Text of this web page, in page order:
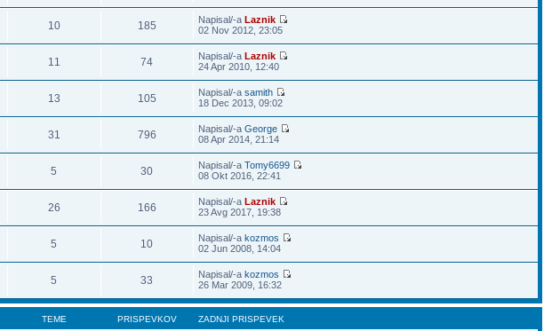
10 185 Napisal/-aLaznik
02 Nov 2012, 23:05
11 74 Napisal/-aLaznik
24 Apr 2010, 12:40
13 105 Napisal/-asamith
18 Dec 2013, 09:02
31 796 Napisal/-aGeorge
08 Apr 2014, 21:14
5 30 Napisal/-aTomy6699
08 Okt 2016, 22:41
26 166 Napisal/-aLaznik
23 Avg 2017, 19:38
5 10 Napisal/-akozmos
02 Jun 2008, 14:04
5 33 Napisal/-akozmos
26 Mar 2009, 16:32
TEME PRISPEVKOV ZADNJI PRISPEVEK